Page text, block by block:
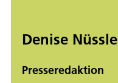
Denise Nüssle
Presseredaktion